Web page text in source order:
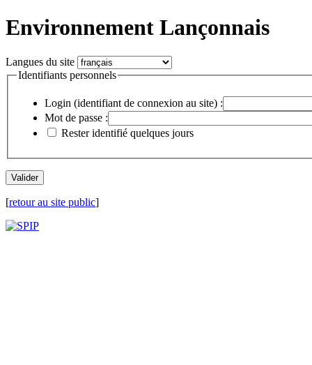
Environnement Lançonnais
Langues du site
Identifiants personnels
Login (identifiant de connexion au site) :
Mot de passe :
Rester identifié quelques jours
[retour au site public]